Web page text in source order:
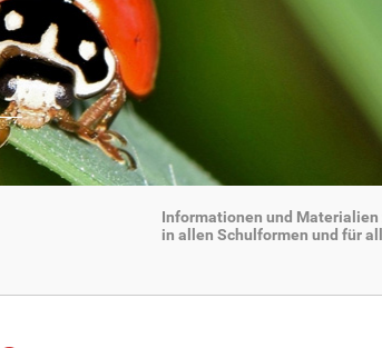
Informationen und Materialien
in allen Schulformen und für